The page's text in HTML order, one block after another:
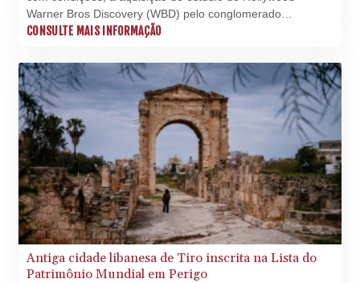
26056.345982
LKR 386.741231
LRD 208.05232
LSL 18.909879
LTL 3.408529
LVL 0.698261
LYD 7.33646
MAD 10.743027
MDL 20.027208
MGA
4906.267554
MKD 61.454794
MMK
Warner Bros Discovery (WBD) pelo conglomerado
americano Paramount Skydance, um passo regulatório
CONSULTE MAIS INFORMAÇÃO
Antiga cidade libanesa de Tiro inscrita na Lista do
Patrimônio Mundial em Perigo